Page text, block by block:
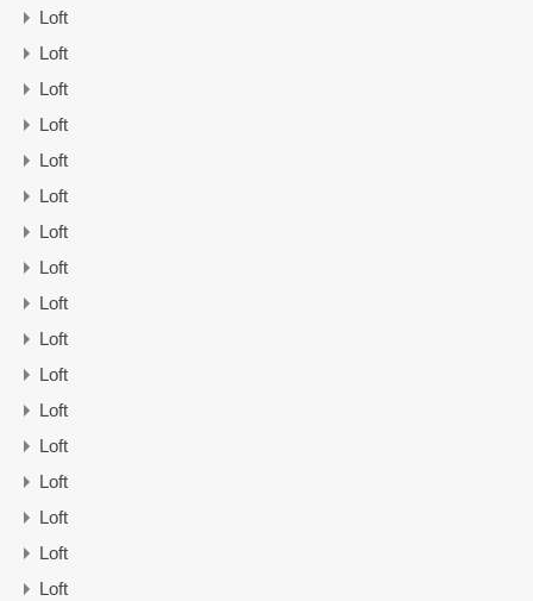
Loft
Loft
Loft
Loft
Loft
Loft
Loft
Loft
Loft
Loft
Loft
Loft
Loft
Loft
Loft
Loft
Loft